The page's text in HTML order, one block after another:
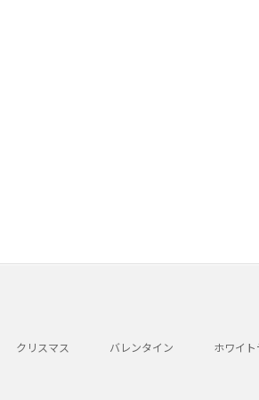
クリスマス バレンタイン ホワイ